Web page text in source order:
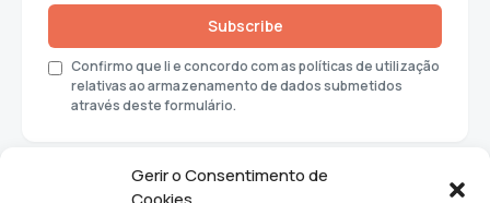
Gerir o Consentimento de
Subscribe
Confirmo que li e concordo com as políticas de utilização
relativas ao armazenamento de dados submetidos
através deste formulário.